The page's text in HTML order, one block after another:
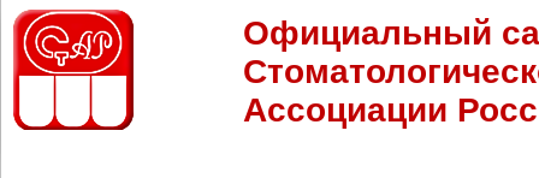
Официальный
Ассоциации